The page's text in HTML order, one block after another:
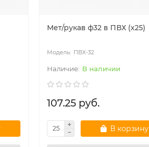
Мет/рукав ф32 в ПВХ (х25)
ПВХ-32
В наличии
107.25 руб.
В корзину